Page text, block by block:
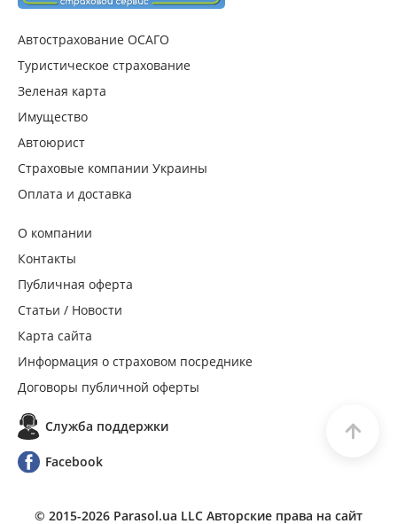
Автострахование ОСАГО
Туристическое страхование
Зеленая карта
Имущество
Автоюрист
Страховые компании Украины
Оплата и доставка
О компании
Контакты
Публичная оферта
Статьи / Новости
Карта сайта
Информация о страховом посреднике
Договоры публичной оферты
Служба поддержки
Facebook
© 2015-2026 Parasol.ua LLC Авторские права на сайт